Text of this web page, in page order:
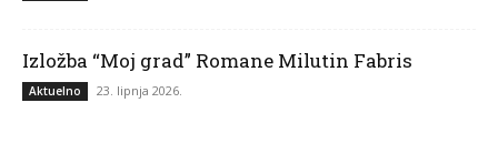
Izložba “Moj grad” Romane Milutin Fabris
Aktuelno 23. lipnja 2026.